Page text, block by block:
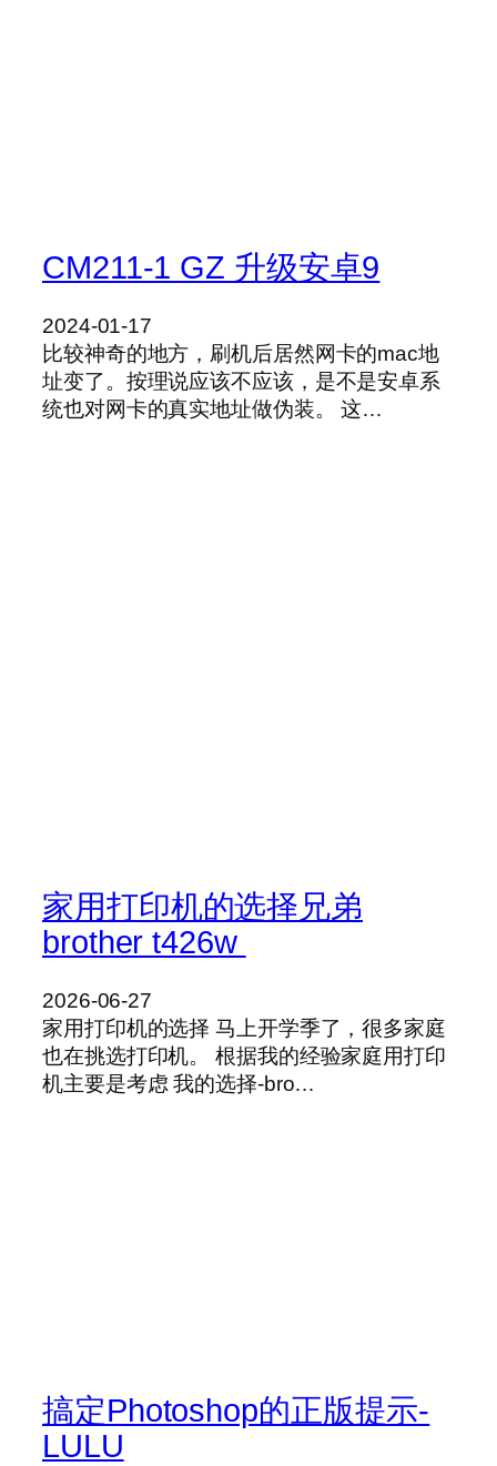
CM211-1 GZ 升级安卓9
2024-01-17
比较神奇的地方，刷机后居然网卡的mac地
址变了。按理说应该不应该，是不是安卓系
统也对网卡的真实地址做伪装。 这…
家用打印机的选择兄弟
brother t426w
2026-06-27
家用打印机的选择 马上开学季了，很多家庭
也在挑选打印机。 根据我的经验家庭用打印
机主要是考虑 我的选择-bro…
搞定Photoshop的正版提示-
LULU